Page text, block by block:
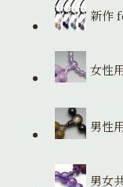
新作
女性
男性
男女